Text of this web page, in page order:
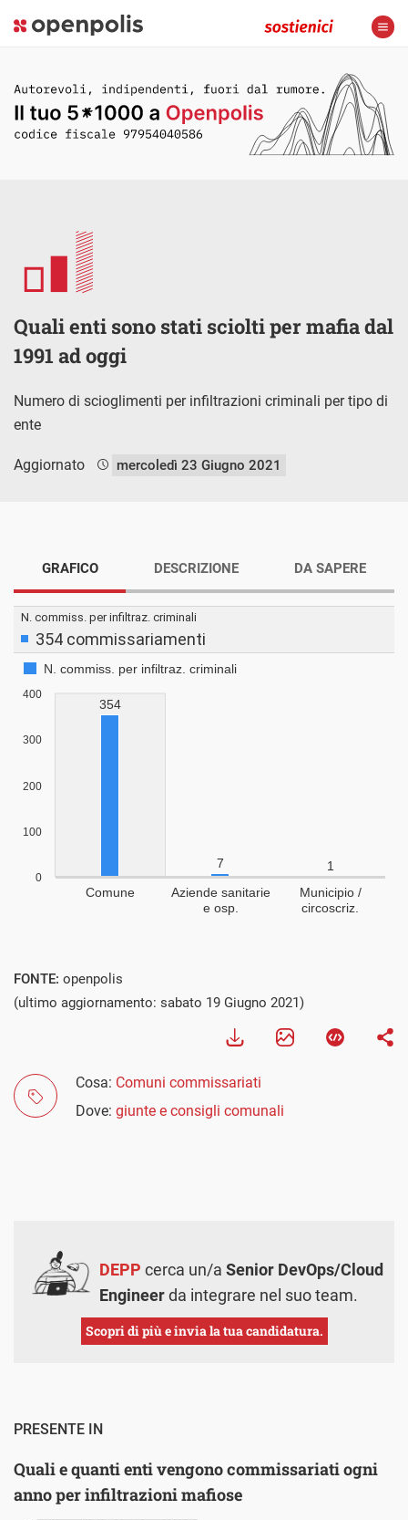
Quali enti sono stati sciolti per mafia dal
1991 ad oggi
Numero di scioglimenti per infiltrazioni criminali per tipo di
ente
Aggiornato mercoledì 23 Giugno 2021
GRAFICO DESCRIZIONE DA SAPERE
FONTE: openpolis
(ultimo aggiornamento: sabato 19 Giugno 2021)
Cosa: Comuni commissariati
Dove: giunte e consigli comunali
DEPP cerca un/a Senior DevOps/Cloud
Engineerda integrare nel suo team.
Scopri di più e invia la tua candidatura.
PRESENTE IN
Quali e quanti enti vengono commissariati ogni
anno per infiltrazioni mafiose